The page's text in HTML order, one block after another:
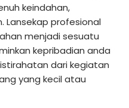
keindahan,
Lansekap profesional
menjadi sesuatu
kepribadian anda
dari kegiatan
yang kecil atau